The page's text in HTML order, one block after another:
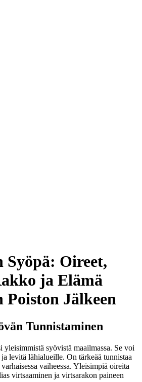
Oireet,
ja Elämä
Jälkeen
Tunnistaminen
syövistä maailmassa. Se voi
levitä lähialueille. On tärkeää tunnistaa
vaiheessa. Yleisimpiä oireita
virtsaaminen ja virtsarakon paineen